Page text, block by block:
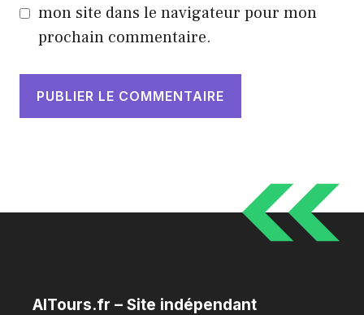
mon site dans le navigateur pour mon
prochain commentaire.
AITours.fr – Site indépendant